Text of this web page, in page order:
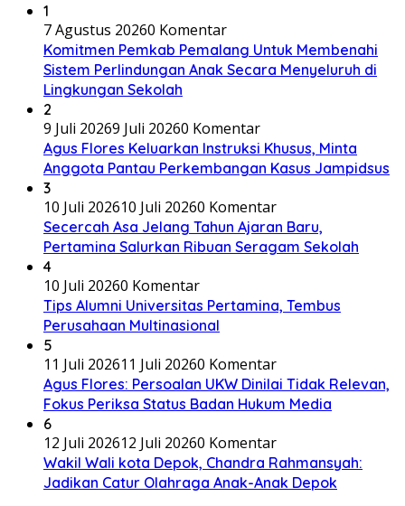
1
7 Agustus 20260 Komentar
Komitmen Pemkab Pemalang Untuk Membenahi
Sistem Perlindungan Anak Secara Menyeluruh di
Lingkungan Sekolah
2
9 Juli 20269 Juli 20260 Komentar
Agus Flores Keluarkan Instruksi Khusus, Minta
Anggota Pantau Perkembangan Kasus Jampidsus
3
10 Juli 202610 Juli 20260 Komentar
Secercah Asa Jelang Tahun Ajaran Baru,
Pertamina Salurkan Ribuan Seragam Sekolah
4
10 Juli 20260 Komentar
Tips Alumni Universitas Pertamina, Tembus
Perusahaan Multinasional
5
11 Juli 202611 Juli 20260 Komentar
Agus Flores: Persoalan UKW Dinilai Tidak Relevan,
Fokus Periksa Status Badan Hukum Media
6
12 Juli 202612 Juli 20260 Komentar
Wakil Wali kota Depok, Chandra Rahmansyah:
Jadikan Catur Olahraga Anak-Anak Depok